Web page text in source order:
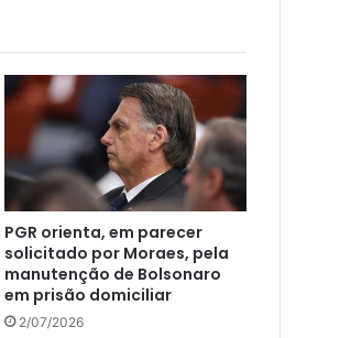
PGR orienta, em parecer
solicitado por Moraes, pela
manutenção de Bolsonaro
em prisão domiciliar
2/07/2026